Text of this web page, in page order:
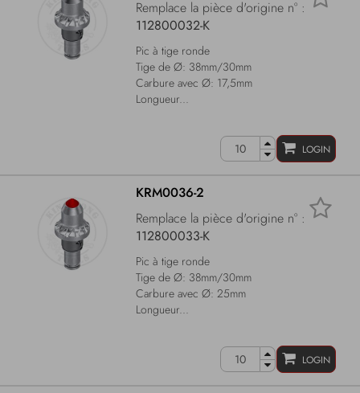
Remplace la pièce d'origine n° :
112800032-K
Pic à tige ronde
Tige de Ø: 38mm/30mm
Carbure avec Ø: 17,5mm
Longueur...
LOGIN
KRM0036-2
Remplace la pièce d'origine n° :
112800033-K
Pic à tige ronde
Tige de Ø: 38mm/30mm
Carbure avec Ø: 25mm
Longueur...
LOGIN